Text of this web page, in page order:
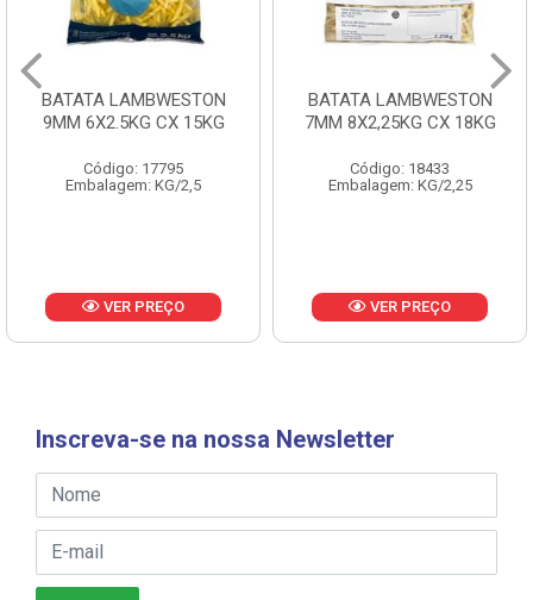
BATATA LAMBWESTON
9MM 6X2.5KG CX 15KG
Código: 17795
Embalagem: KG/2,5
VER PREÇO
BATATA LAMBWESTON
7MM 8X2,25KG CX 18KG
Código: 18433
Embalagem: KG/2,25
VER PREÇO
Inscreva-se na nossa Newsletter